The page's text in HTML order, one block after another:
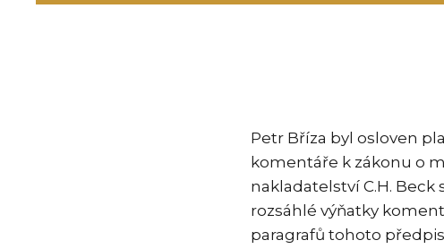
Petr Bříza byl osloven
komentáře k zákonu o
nakladatelství C.H.
rozsáhlé výňatky
paragrafů tohoto